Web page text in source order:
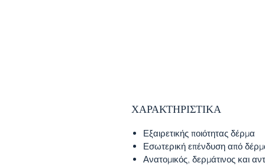
ΧΑΡΑΚΤΗΡΙΣΤΙΚΑ
Εξαιρετικής ποιότητας δέρμα
Εσωτερική επένδυση από
Ανατομικός, δερμάτινος και